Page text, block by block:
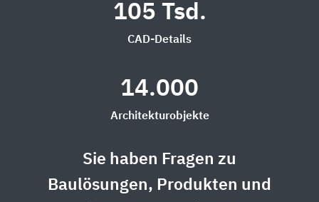
105 Tsd.
CAD-Details
14.000
Architekturobjekte
Sie haben Fragen zu
Baulösungen, Produkten und